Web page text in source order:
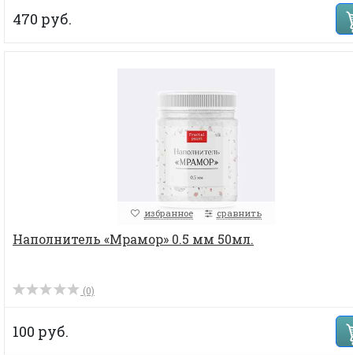
470 руб.
избранное сравнить
Наполнитель «Мрамор» 0.5 мм 50мл.
(0)
100 руб.